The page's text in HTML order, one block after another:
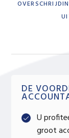
Primary
Sidebar
DE
U
groot